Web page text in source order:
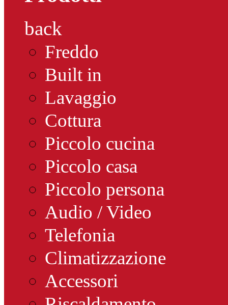
back
Freddo
Built in
Lavaggio
Cottura
Piccolo cucina
Piccolo casa
Piccolo persona
Audio / Video
Telefonia
Climatizzazione
Accessori